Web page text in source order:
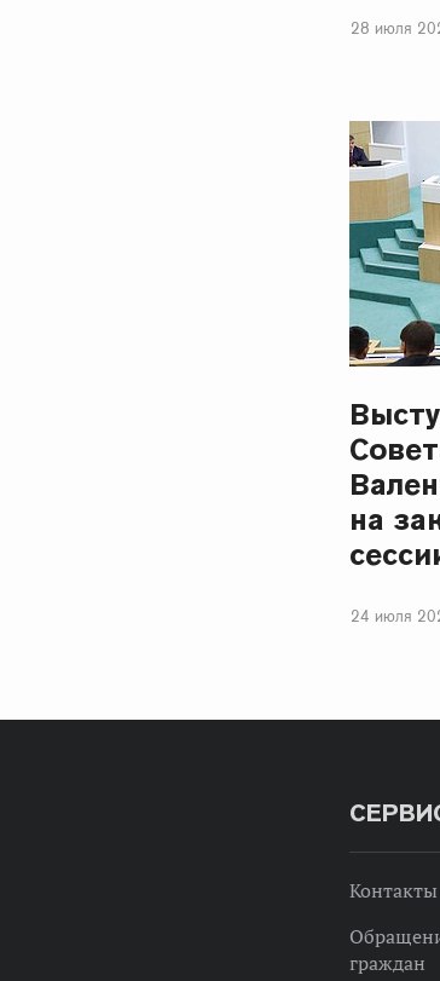
28 июля
на
24 июля
Контакты
граждан